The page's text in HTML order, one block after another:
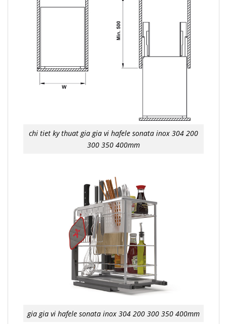
chi tiet ky thuat gia gia vi hafele sonata inox 304 200
300 350 400mm
gia gia vi hafele sonata inox 304 200 300 350 400mm